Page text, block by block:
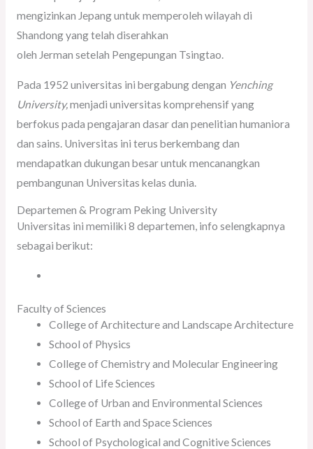
mengizinkan Jepang untuk memperoleh wilayah di
Shandong yang telah diserahkan
oleh Jerman setelah Pengepungan Tsingtao.
Pada 1952 universitas ini bergabung dengan Yenching
University,menjadi universitas komprehensif yang
berfokus pada pengajaran dasar dan penelitian humaniora
dan sains. Universitas ini terus berkembang dan
mendapatkan dukungan besar untuk mencanangkan
pembangunan Universitas kelas dunia.
Departemen & Program Peking University
Universitas ini memiliki 8 departemen, info selengkapnya
sebagai berikut:
Faculty of Sciences
College of Architecture and Landscape Architecture
School of Physics
College of Chemistry and Molecular Engineering
School of Life Sciences
College of Urban and Environmental Sciences
School of Earth and Space Sciences
School of Psychological and Cognitive Sciences